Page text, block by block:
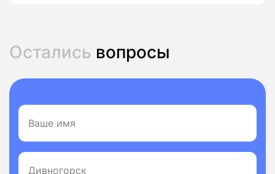
Остались вопросы